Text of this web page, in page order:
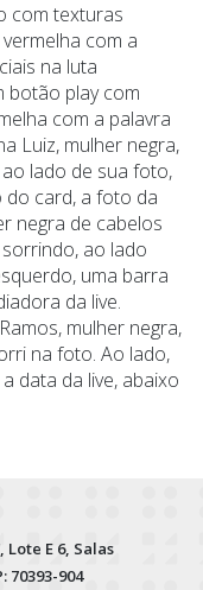
com texturas
com a
na luta
botão play com
com a palavra
Luiz, mulher negra,
lado de sua foto,
card, a foto da
negra de cabelos
ao lado
uma barra
da live.
mulher negra,
na foto. Ao lado,
data da live, abaixo
Lote E 6, Salas
70393-904